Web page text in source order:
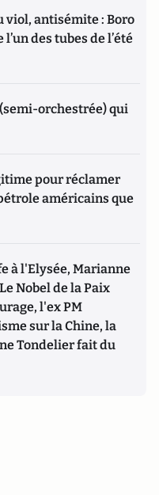
viol, antisémite : Boro
des tubes de l’été
orchestrée) qui
pour réclamer
américains que
à l'Elysée, Marianne
Nobel de la Paix
l'ex PM
sur la Chine, la
Tondelier fait du